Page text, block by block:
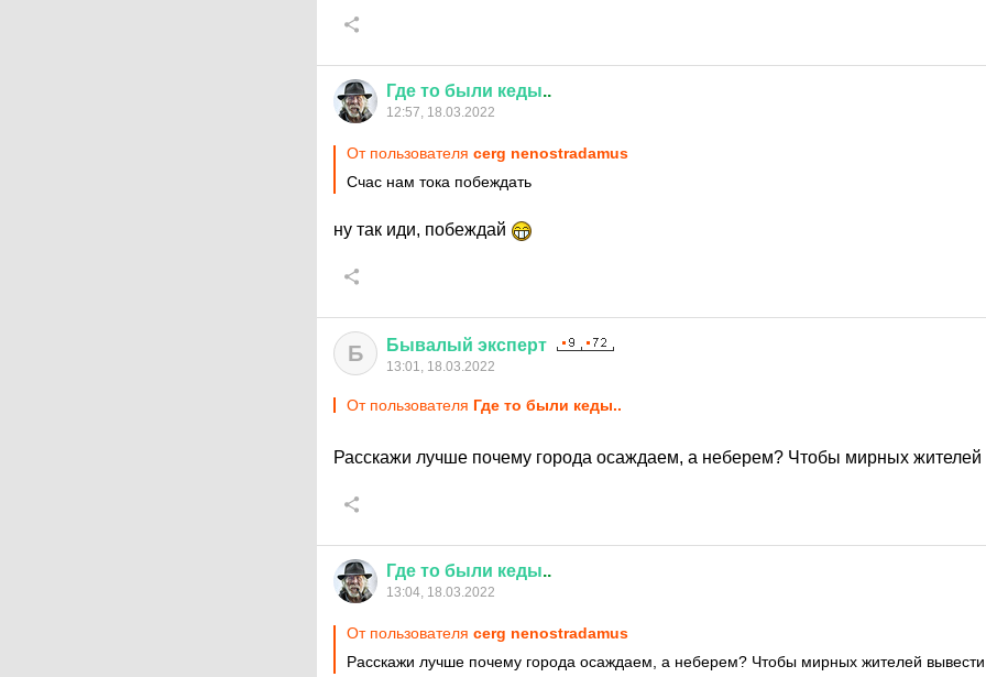
Где то были кеды..
12:57, 18.03.2022
От пользователя cerg nenostradamus
Счас нам тока побеждать
ну так иди, побеждай
Б Бывалый эксперт
13:01, 18.03.2022
От пользователя Где то были кеды..
Расскажи лучше почему города осаждаем, а неберем? Чтобы мирных жителей
Где то были кеды..
13:04, 18.03.2022
От пользователя cerg nenostradamus
Расскажи лучше почему города осаждаем, а неберем? Чтобы мирных жителей вывести